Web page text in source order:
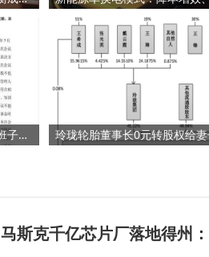
张家港农商银行新一届领导班子落定：吴开任董事长 王辉任行长
马斯克千亿芯片厂落地得州